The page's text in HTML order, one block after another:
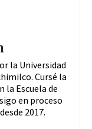
la Universidad
Cursé la
la Escuela de
en proceso
2017.